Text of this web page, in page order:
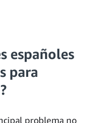
españoles
para
problema no